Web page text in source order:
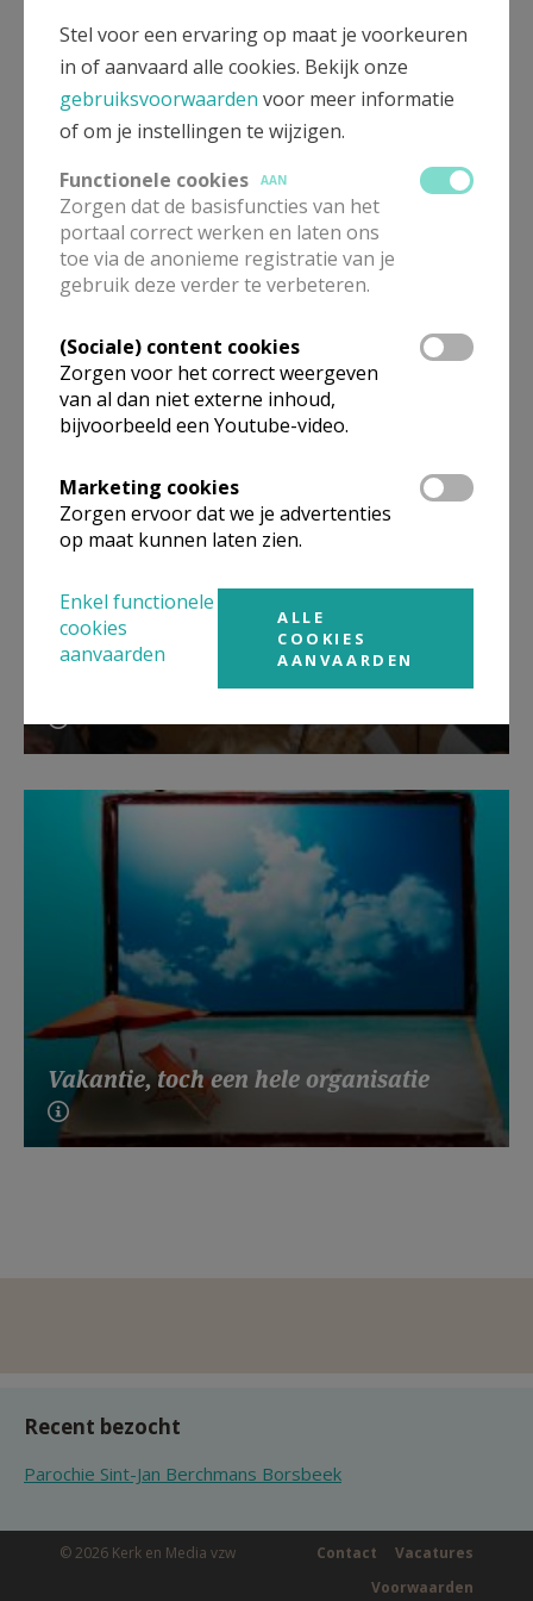
Gebedsintentie paus augustus 2024:
voor politieke leiders
Verhoogde fiscale aftrek van giften.
Vakantie, toch een hele organisatie
Recent bezocht
Parochie Sint-Jan Berchmans Borsbeek
© 2026 Kerk en Media vzw Vacatures
Contact
Voorwaarden
Stel voor een ervaring op maat je voorkeuren
in of aanvaard alle cookies. Bekijk onze
gebruiksvoorwaarden voor meer informatie
of om je instellingen te wijzigen.
Functionele cookies
AAN
Zorgen dat de basisfuncties van het
portaal correct werken en laten ons
toe via de anonieme registratie van je
gebruik deze verder te verbeteren.
(Sociale) content cookies
Zorgen voor het correct weergeven
van al dan niet externe inhoud,
bijvoorbeeld een Youtube-video.
Marketing cookies
Zorgen ervoor dat we je advertenties
op maat kunnen laten zien.
Enkel functionele
cookies
aanvaarden
ALLE
COOKIES
AANVAARDEN